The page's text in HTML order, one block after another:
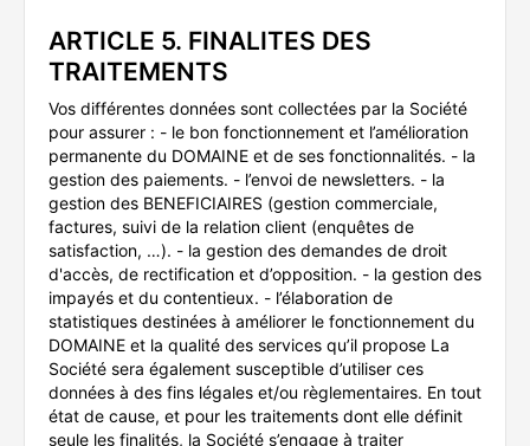
ARTICLE 5. FINALITES DES
TRAITEMENTS
Vos différentes données sont collectées par la Société
pour assurer : - le bon fonctionnement et l’amélioration
permanente du DOMAINE et de ses fonctionnalités. - la
gestion des paiements. - l’envoi de newsletters. - la
gestion des BENEFICIAIRES (gestion commerciale,
factures, suivi de la relation client (enquêtes de
satisfaction, …). - la gestion des demandes de droit
d'accès, de rectification et d’opposition. - la gestion des
impayés et du contentieux. - l’élaboration de
statistiques destinées à améliorer le fonctionnement du
DOMAINE et la qualité des services qu’il propose La
Société sera également susceptible d’utiliser ces
données à des fins légales et/ou règlementaires. En tout
état de cause, et pour les traitements dont elle définit
seule les finalités, la Société s’engage à traiter